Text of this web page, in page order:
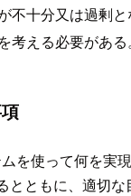
不十分又は過剰
考える必要がある。
を使って何を実
とともに、適切な